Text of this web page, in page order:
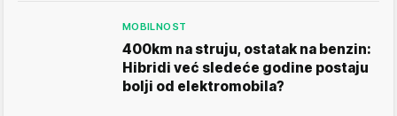
MOBILNOST
400km na struju, ostatak na benzin:
Hibridi već sledeće godine postaju
bolji od elektromobila?